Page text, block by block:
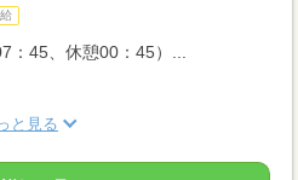
45、休憩00：45）...
と見る